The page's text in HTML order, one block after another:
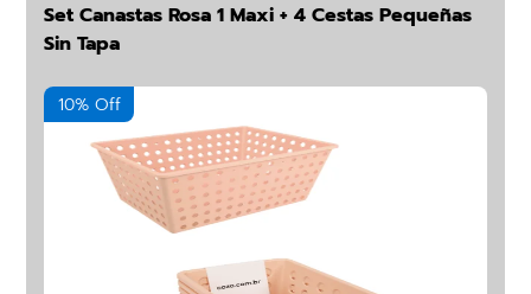
Set Canastas Rosa 1 Maxi + 4 Cestas Pequeñas
Sin Tapa
10% Off